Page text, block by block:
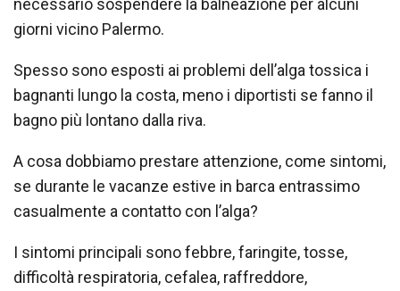
giorni vicino Palermo.
Spesso sono esposti ai problemi dell’alga tossica i
bagnanti lungo la costa, meno i diportisti se fanno il
bagno più lontano dalla riva.
A cosa dobbiamo prestare attenzione, come sintomi,
se durante le vacanze estive in barca entrassimo
casualmente a contatto con l’alga?
I sintomi principali sono febbre, faringite, tosse,
difficoltà respiratoria, cefalea, raffreddore,